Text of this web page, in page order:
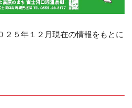
５年１２月現在の情報をもとに